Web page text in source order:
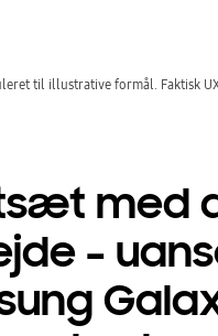
til illustrative formål. Faktisk
med
–